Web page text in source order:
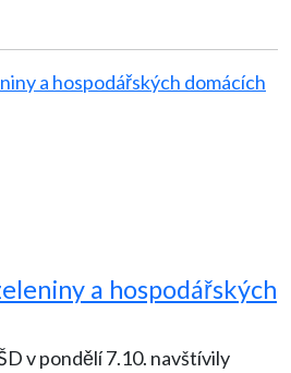
a hospodářských
v pondělí 7.10. navštívily